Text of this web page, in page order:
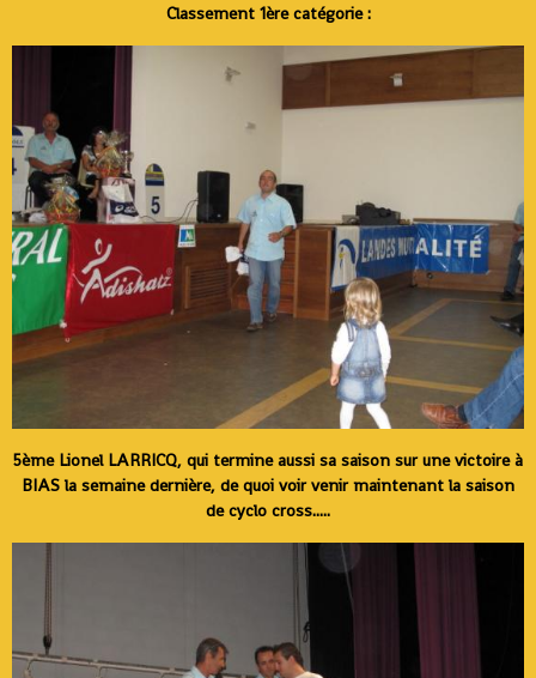
Classement 1ère catégorie :
5ème Lionel LARRICQ, qui termine aussi sa saison sur une victoire à
BIAS la semaine dernière, de quoi voir venir maintenant la saison
de cyclo cross.....